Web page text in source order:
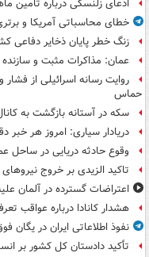
ادعای زلنسکی درباره تامین
خطای محاسباتی آمریکا و
زنگ خطر پایان ذخایر دفاعی
عمان: مذاکرات مثبت و سازنده
روایت رسانه اسرائیلی از
حماس
سکه در آستانه بازگشت به کانال ۱۸۸ میلیون
دریادار سیاری: امروز هر خبر
وقوع حادثه دریایی در ساحل
تاکید الزیدی بر خروج
اعتراضات گسترده در آلمان
هشدار کانادا درباره عواقب تعرفه ۵۰ درصدی
نفوذ اطلاعاتی ایران در یگان
تأکید دادستان کل کشور بر